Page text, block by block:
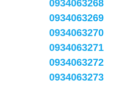
0934063268
0934063269
0934063270
0934063271
0934063272
0934063273